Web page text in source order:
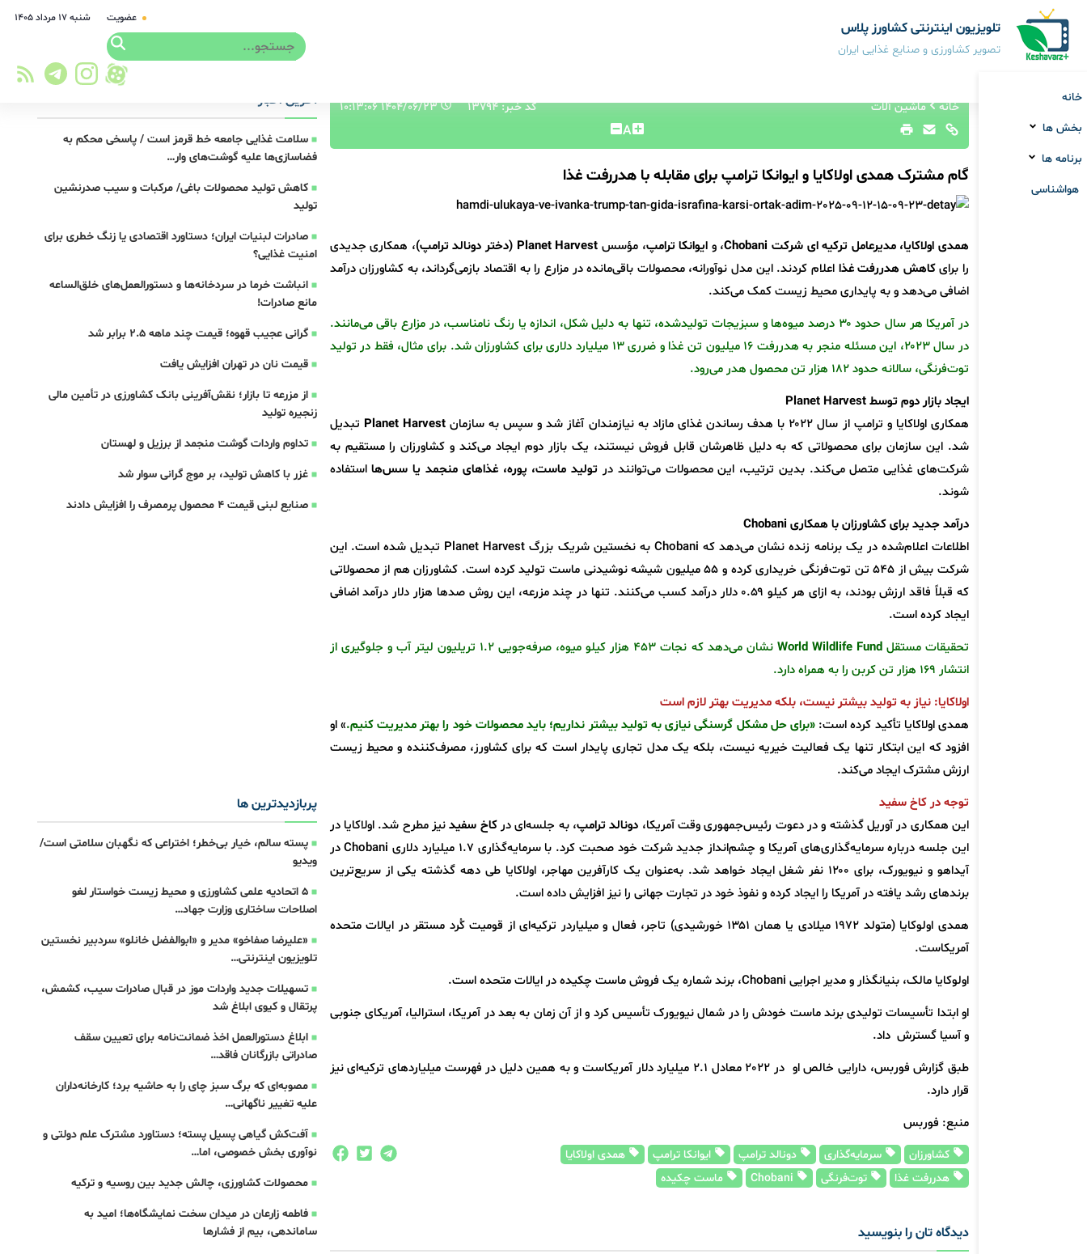
تلویزیون اینترنتی کشاورز پلاس
تصویر کشاورزی و صنایع غذایی ایران
عضویت شنبه ۱۷ مرداد ۱۴۰۵
خانه
بخش ها
برنامه ها
هواشناسی
خانه ماشین آلات کد خبر: 13794 ۱۴۰۴/۰۶/۲۳ ۱۰:۱۳:۰۶
A
گام مشترک همدی اولاکایا و ایوانکا ترامپ برای مقابله با هدررفت غذا
همدی اولاکایا، مدیرعامل ترکیه ای شرکت Chobani، و ایوانکا ترامپ، مؤسس Planet Harvest (دختر دونالد ترامپ)
، همکاری جدیدی
را برایکاهش هدررفت غذا اعلام کردند. این مدل نوآورانه، محصولات باقی‌مانده در مزارع را به اقتصاد بازمی‌گرداند، به کشاورزان درآمد
اضافی می‌دهد و به پایداری محیط زیست کمک می‌کند.
در آمریکا هر سال حدود ۳۰ درصد میوه‌ها و سبزیجات تولیدشده، تنها به دلیل شکل، اندازه یا رنگ نامناسب، در مزارع باقی می‌مانند.
در سال ۲۰۲۳، این مسئله منجر به هدررفت ۱۶ میلیون تن غذا و ضرری ۱۳ میلیارد دلاری برای کشاورزان شد. برای مثال، فقط در تولید
توت‌فرنگی، سالانه حدود ۱۸۲ هزار تن محصول هدر می‌رود.
ایجاد بازار دوم توسط Planet Harvest
همکاری اولاکایا و ترامپ از سال ۲۰۲۲ با هدف رساندن غذای مازاد به نیازمندان آغاز شد و سپس به سازمان
Planet Harvest تبدیل
شد. این سازمان برای محصولاتی که به دلیل ظاهرشان قابل فروش نیستند، یک بازار دوم ایجاد می‌کند و کشاورزان را مستقیم به
شرکت‌های غذایی متصل می‌کند. بدین ترتیب، این محصولات می‌توانند در تولید ماست، پوره، غذاهای منجمد یا سس‌هااستفاده
شوند.
درآمد جدید برای کشاورزان با همکاری Chobani
اطلاعات اعلام‌شده در یک برنامه زنده نشان می‌دهد که Chobani به نخستین شریک بزرگ Planet Harvest تبدیل شده است. این
شرکت بیش از ۵۴۵ تن توت‌فرنگی خریداری کرده و ۵۵ میلیون شیشه نوشیدنی ماست تولید کرده است. کشاورزان هم از محصولاتی
که قبلاً فاقد ارزش بودند، به ازای هر کیلو ۰.۵۹ دلار درآمد کسب می‌کنند. تنها در چند مزرعه، این روش صدها هزار دلار درآمد اضافی
ایجاد کرده است.
تحقیقات مستقلWorld Wildlife Fund
نشان می‌دهد که نجات ۴۵۳ هزار کیلو میوه، صرفه‌جویی ۱.۲ تریلیون لیتر آب و جلوگیری از
انتشار ۱۶۹ هزار تن کربن را به همراه دارد.
اولاکایا: نیاز به تولید بیشتر نیست، بلکه مدیریت بهتر لازم است
همدی اولاکایا تأکید کرده است:«برای حل مشکل گرسنگی نیازی به تولید بیشتر نداریم؛ باید محصولات خود را بهتر مدیریت کنیم.» او
افزود که این ابتکار تنها یک فعالیت خیریه نیست، بلکه یک مدل تجاری پایدار است که برای کشاورز، مصرف‌کننده و محیط زیست
ارزش مشترک ایجاد می‌کند.
توجه در کاخ سفید
این همکاری در آوریل گذشته و در دعوت رئیس‌جمهوری وقت آمریکا، دونالد ترامپ، به جلسه‌ای درکاخ سفیدنیز مطرح شد. اولاکایا در
این جلسه درباره سرمایه‌گذاری‌های آمریکا و چشم‌انداز جدید شرکت خود صحبت کرد. با سرمایه‌گذاری ۱.۷ میلیارد دلاری Chobani در
آیداهو و نیویورک، برای ۱۲۰۰ نفر شغل ایجاد خواهد شد. به‌عنوان یک کارآفرین مهاجر، اولاکایا طی دهه گذشته یکی از سریع‌ترین
برندهای رشد یافته در آمریکا را ایجاد کرده و نفوذ خود در تجارت جهانی را نیز افزایش داده است.
همدی اولوکایا (متولد ۱۹۷۲ میلادی یا همان ۱۳۵۱ خورشیدی) تاجر، فعال و میلیاردر ترکیه‌ای از قومیت کُرد مستقر در ایالات متحده
آمریکاست.
اولوکایا مالک، بنیانگذار و مدیر اجرایی Chobani، برند شماره یک فروش ماست چکیده در ایالات متحده است.
او ابتدا تأسیسات تولیدی برند ماست خودش را در شمال نیویورک تأسیس کرد و از آن زمان به بعد در آمریکا، استرالیا، آمریکای جنوبی
و آسیا گسترش داد.
طبق گزارش فوربس، دارایی خالص او در 2022 معادل 2.1 میلیارد دلار آمریکاست و به همین دلیل در فهرست میلیاردهای ترکیه‌ای نیز
قرار دارد.
منبع: فوربس
کشاورزان سرمایه‌گذاری دونالد ترامپ ایوانکا ترامپ
همدی اولاکایا
هدررفت غذا
توت‌فرنگی ماست چکیده
دیدگاه تان را بنویسید
آخرین اخبار
سلامت غذایی جامعه خط قرمز است / پاسخی محکم به
فضاسازی‌ها علیه گوشت‌های وار…
کاهش تولید محصولات باغی/ مرکبات و سیب صدرنشین
تولید
صادرات لبنیات ایران؛ دستاورد اقتصادی یا زنگ خطری برای
امنیت غذایی؟
انباشت خرما در سردخانه‌ها و دستورالعمل‌های خلق‌الساعه
مانع صادرات!
گرانی عجیب قهوه؛ قیمت‌ چند ماهه 2.5 برابر شد
قیمت نان در تهران افزایش یافت
از مزرعه تا بازار؛ نقش‌آفرینی بانک کشاورزی در تأمین مالی
زنجیره تولید
تداوم واردات گوشت منجمد از برزیل و لهستان
غزر با کاهش تولید، بر موج گرانی سوار شد
صنایع لبنی قیمت 4 محصول پرمصرف را افزایش دادند
پربازدیدترین ها
پسته سالم، خیار بی‌خطر؛ اختراعی که نگهبان سلامتی است/
ویدیو
5 اتحادیه علمی کشاورزی و محیط زیست خواستار لغو
اصلاحات ساختاری وزارت جهاد…
«علیرضا صفاخو» مدیر و «ابوالفضل خانلو» سردبیر نخستین
تلویزیون اینترنتی…
تسهیلات جدید واردات موز در قبال صادرات سیب، کشمش،
پرتقال و کیوی ابلاغ شد
ابلاغ دستورالعمل اخذ ضمانت‌نامه برای تعیین سقف
صادراتی بازرگانان فاقد…
مصوبه‌ای که برگ سبز چای را به حاشیه برد؛ کارخانه‌داران
علیه تغییر ناگهانی…
آفت‌کش گیاهی پسیل پسته؛ دستاورد مشترک علم دولتی و
نوآوری بخش خصوصی، اما…
محصولات کشاورزی، چالش جدید بین روسیه و ترکیه
فاطمه زارعان در میدان سخت نمایشگاه‌ها؛ امید به
ساماندهی، بیم از فشارها